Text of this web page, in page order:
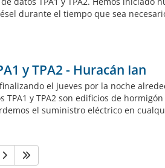
durante el tiempo que sea
y TPA2 - Huracán Ian
el jueves por la noche
TPA1 y TPA2 son edificios de
el suministro eléctrico en